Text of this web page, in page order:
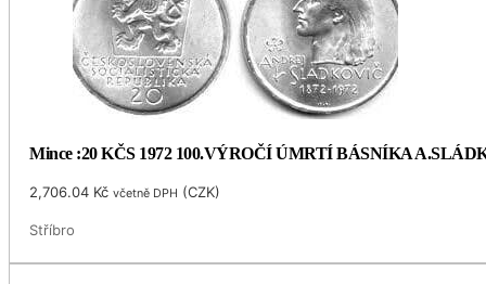
Mince :20 KČS 1972 100.VÝROČÍ ÚMRTÍ BÁSNÍKA
2,706.04 Kč včetně DPH (CZK)
Stříbro